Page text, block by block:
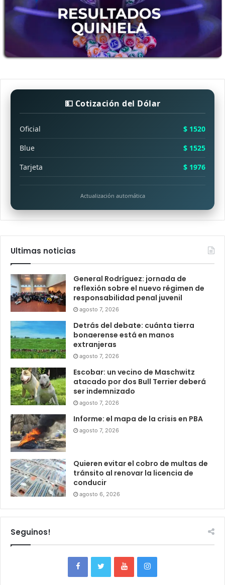
💵 Cotización del Dólar
Oficial
$ 1520
Blue
$ 1525
Tarjeta
$ 1976
Actualización automática
Ultimas noticias
General Rodríguez: jornada de
reflexión sobre el nuevo régimen de
responsabilidad penal juvenil
agosto 7, 2026
Detrás del debate: cuánta tierra
bonaerense está en manos
extranjeras
agosto 7, 2026
Escobar: un vecino de Maschwitz
atacado por dos Bull Terrier deberá
ser indemnizado
agosto 7, 2026
Informe: el mapa de la crisis en PBA
agosto 7, 2026
Quieren evitar el cobro de multas de
tránsito al renovar la licencia de
conducir
agosto 6, 2026
Seguinos!